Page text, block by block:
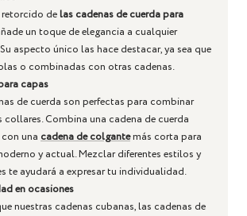
delas cadenas de cuerda para
un toque de elegancia a cualquier
aspecto único las hace destacar, ya sea que
o combinadas con otras cadenas.
capas
de cuerda son perfectas para combinar
Combina una cadena de cuerda
una cadena de colgantemás corta para
y actual. Mezclar diferentes estilos y
te ayudará a expresar tu individualidad.
en ocasiones
nuestras cadenas cubanas, las cadenas de